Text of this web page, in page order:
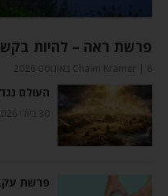
פרשת ראה – להיות
Chaim Kramer 6 באוגוסט 2026
העולם
30 ביולי 2026
פרשת